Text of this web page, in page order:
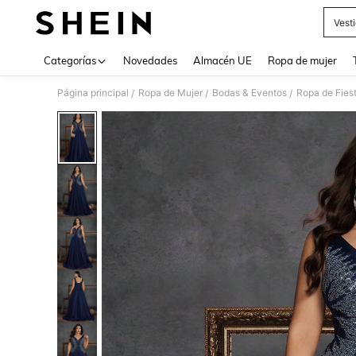
Categorías Novedades Almacén UE Ropa de mujer
Página principal / Ropa de Mujer / Bodas & Eventos / Ropa de